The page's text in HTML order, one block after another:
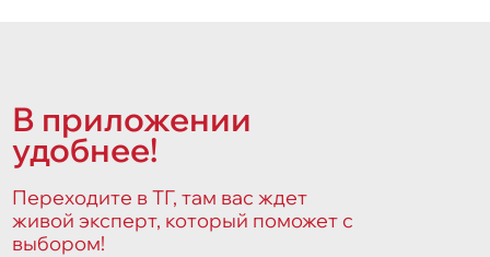
В приложении
удобнее!
Переходите в ТГ, там вас ждет
живой эксперт, который поможет с
выбором!